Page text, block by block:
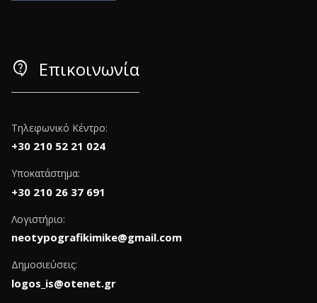
contact_support Επικοινωνία
Τηλεφωνικό Κέντρο:
+30 210 52 21 024
Υποκατάστημα:
+30 210 26 37 691
Λογιστήριο:
neotypografikimike@gmail.com
Δημοσιεύσεις:
logos_is@otenet.gr